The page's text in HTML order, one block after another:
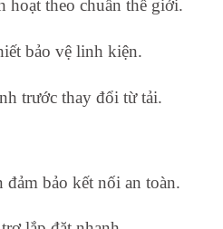
hoạt theo chuẩn thế giới.
bảo vệ linh kiện.
trước thay đổi từ tải.
đảm bảo kết nối an toàn.